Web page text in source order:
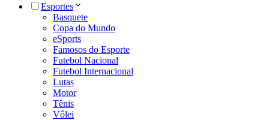
Esportes
Basquete
Copa do Mundo
eSports
Famosos do Esporte
Futebol Nacional
Futebol Internacional
Lutas
Motor
Tênis
Vôlei